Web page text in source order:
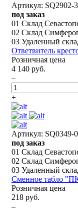
Артикул: SQ2902-
под заказ
01 Склад
02 Склад
03 Удаленный
Ответвитель
Розничная цена
4 140 руб.
–
+
Артикул: SQ0349-
под заказ
01 Склад
02 Склад
03 Удаленный
Сменное табло
Розничная цена
218 руб.
–